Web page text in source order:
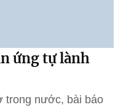
ứng tự lành
trong nước, bài báo